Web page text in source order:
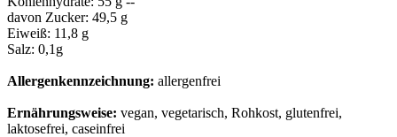
davon Zucker: 49,5 g
Eiweiß: 11,8 g
Salz: 0,1g
Allergenkennzeichnung: allergenfrei
Ernährungsweise: vegan, vegetarisch, Rohkost, glutenfrei,
laktosefrei, caseinfrei